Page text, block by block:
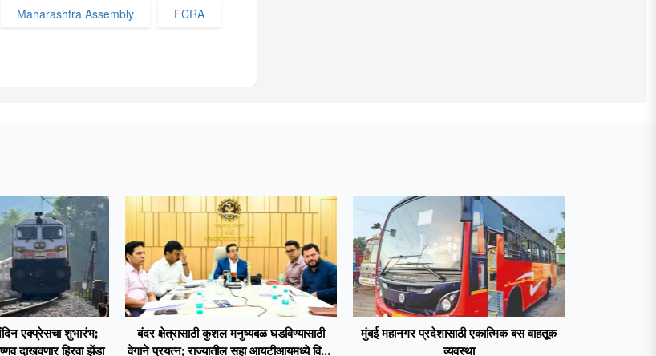
Maharashtra Assembly FCRA
एक्प्रेसचा शुभारंभ;
दाखवणार हिरवा झेंडा
बंदर क्षेत्रासाठी कुशल मनुष्यबळ घडविण्यासाठी
वेगाने प्रयत्न; राज्यातील सहा आयटीआयमध्ये विशेष
मुंबई महानगर प्रदेशासाठी एकात्मिक बस वाहतूक
व्यवस्था